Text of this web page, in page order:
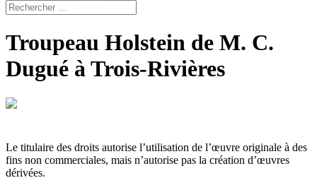
Troupeau Holstein de M. C.
Dugué à Trois-Rivières
Le titulaire des droits autorise l’utilisation de l’œuvre originale à des
fins non commerciales, mais n’autorise pas la création d’œuvres
dérivées.